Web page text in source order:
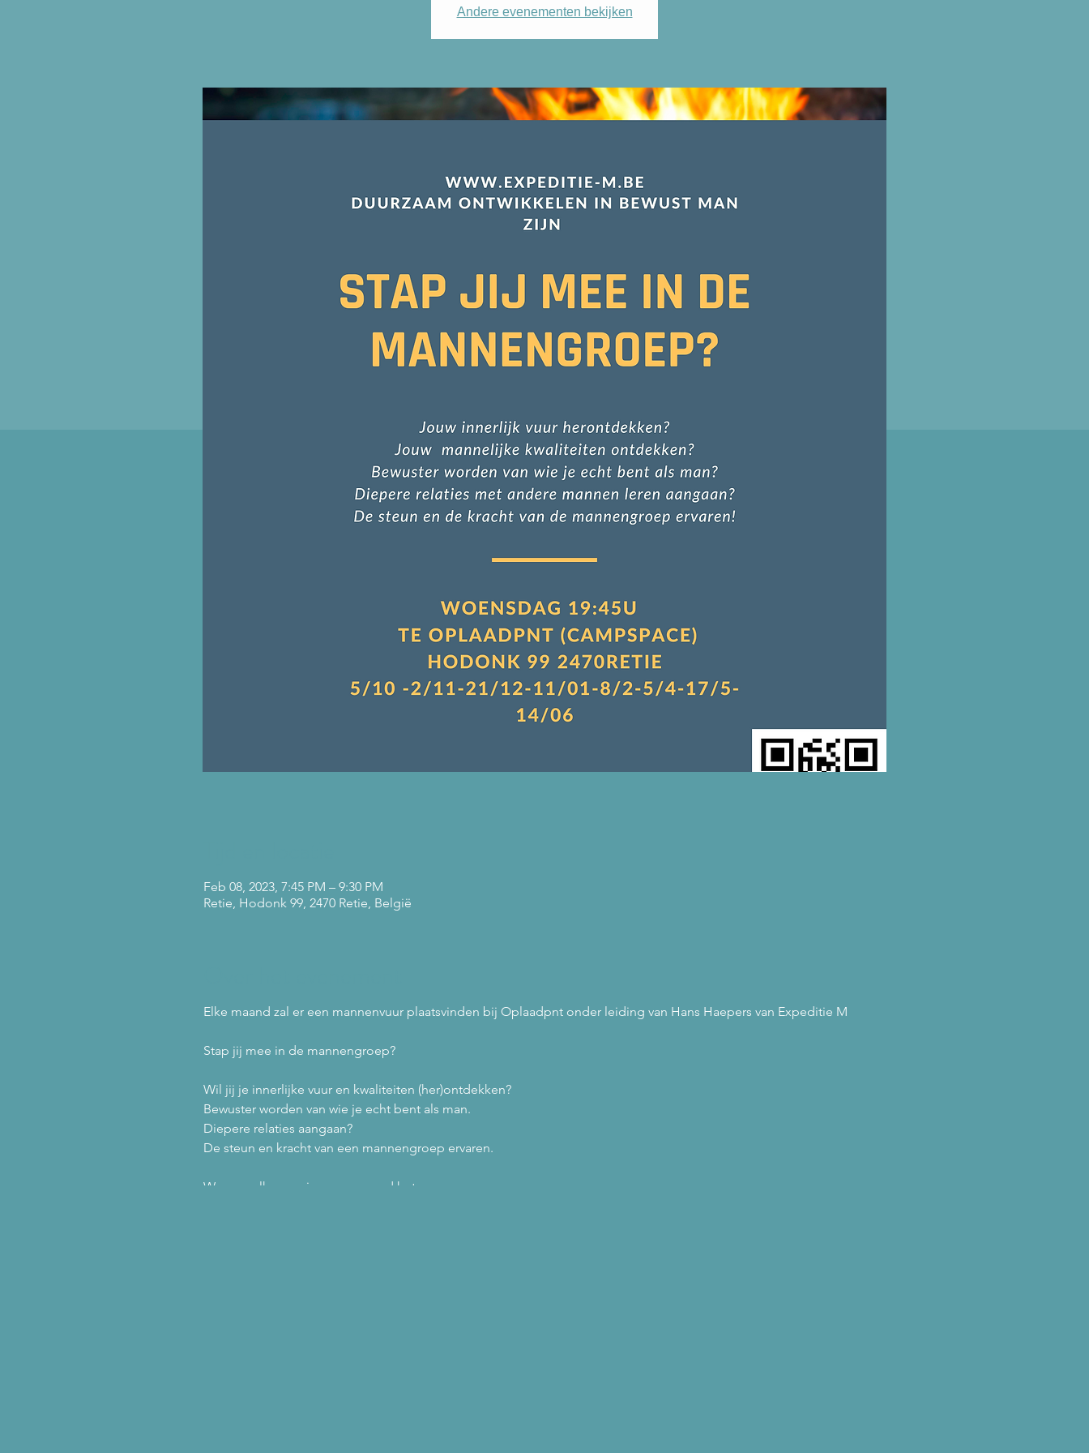
Andere evenementen bekijken
Feb 08, 2023, 7:45 PM – 9:30 PM
Retie, Hodonk 99, 2470 Retie, België
Elke maand zal er een mannenvuur plaatsvinden bij Oplaadpnt onder leiding van Hans Haepers van Expeditie M
Stap jij mee in de mannengroep?
Wil jij je innerlijke vuur en kwaliteiten (her)ontdekken?
Bewuster worden van wie je echt bent als man.
Diepere relaties aangaan?
De steun en kracht van een mannengroep ervaren.
We verwelkomen jouw mee rond het vuur.